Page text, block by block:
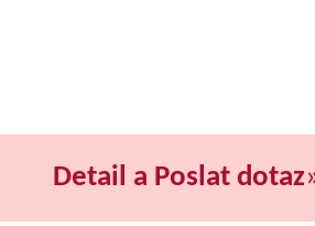
Detail a Poslat dotaz